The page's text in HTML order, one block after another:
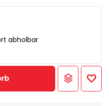
abholbar